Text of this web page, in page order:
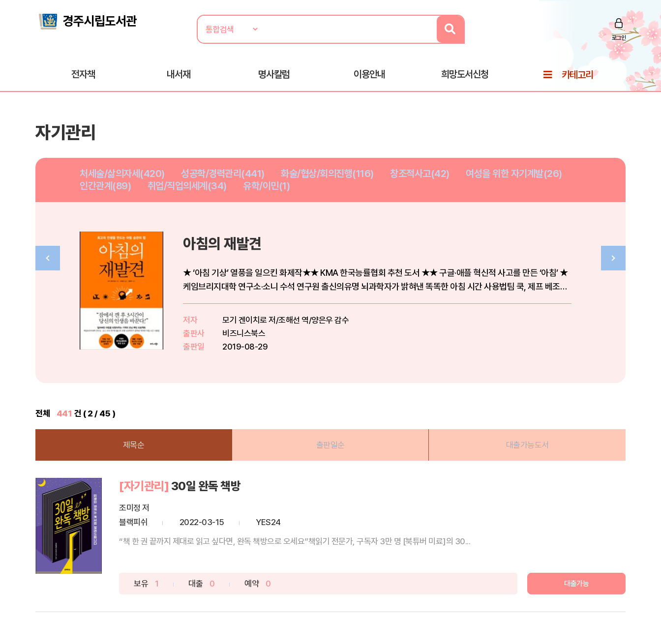
로그인
전자책 내서재 명사칼럼 이용안내 희망도서신청 카테고리
자기관리
처세술/삶의자세(420) 성공학/경력관리(441) 화술/협상/회의진행(116) 창조적사고(42)
여성을 위한 자기계발(26)
인간관계(89)
취업/직업의세계(34) 유학/이민(1)
아침의 재발견
★ ‘아침 기상’ 열풍을 일으킨 화제작★★ KMA 한국능률협회 추천 도서 ★★ 구글·애플 혁신적 사고를 만든 ‘아침’ ★
케임브리지대학 연구소·소니 수석 연구원 출신의유명 뇌과학자가 밝혀낸 똑똑한 아침 시간 사용법팀 쿡, 제프 베조
저자
모기 겐이치로 저/조해선 역/양은우 감수
출판사
비즈니스북스
출판일
2019-08-29
전체 441 건 ( 2 / 45 )
제목순 출판일순 대출가능도서
[자기관리] 30일 완독 책방
조미정 저
블랙피쉬
2022-03-15
YES24
“책 한 권 끝까지 제대로 읽고 싶다면, 완독 책방으로 오세요”책읽기 전문가, 구독자 3만 명 [북튜버 미료]의 30...
보유 1 대출 0 예약 0 대출가능